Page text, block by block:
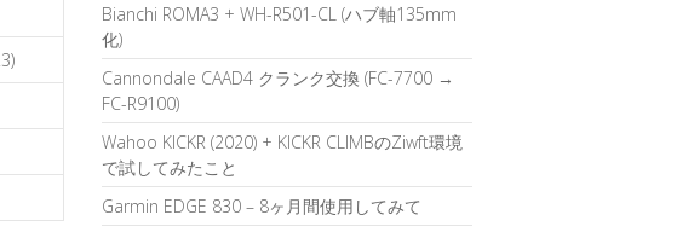
Bianchi ROMA3 + WH-R501-CL (ハブ軸135mm
化)
Cannondale CAAD4 クランク交換 (FC-7700 →
FC-R9100)
Wahoo KICKR (2020) + KICKR CLIMBのZiwft環境
で試してみたこと
Garmin EDGE 830 – 8ヶ月間使用してみて